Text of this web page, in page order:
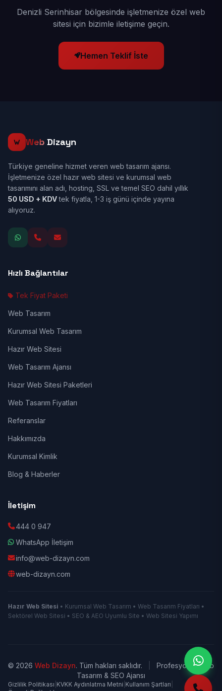
Denizli Serinhisar bölgesinde işletmenize özel web
sitesi için bizimle iletişime geçin.
Hemen Teklif İste
Web Dizayn
Türkiye geneline hizmet veren web tasarım ajansı.
İşletmenize özel hazır web sitesi ve kurumsal web
tasarımını alan adı, hosting, SSL ve temel SEO dahil yıllık
50 USD + KDVtek fiyatla, 1-3 iş günü içinde yayına
alıyoruz.
Hızlı Bağlantılar
Tek Fiyat Paketi
Web Tasarım
Kurumsal Web Tasarım
Hazır Web Sitesi
Web Tasarım Ajansı
Hazır Web Sitesi Paketleri
Web Tasarım Fiyatları
Referanslar
Hakkımızda
Kurumsal Kimlik
Blog & Haberler
İletişim
444 0 947
WhatsApp İletişim
info@web-dizayn.com
web-dizayn.com
Hazır Web Sitesi • Kurumsal Web Tasarım • Web Tasarım Fiyatları •
Sektörel Web Sitesi • SEO & AEO Uyumlu Site • Web Sitesi Yapımı
© 2026 Web Dizayn. Tüm hakları saklıdır.
Profesyonel Web
Tasarım & SEO Ajansı
Gizlilik Politikası KVKK Aydınlatma Metni Kullanım Şartları